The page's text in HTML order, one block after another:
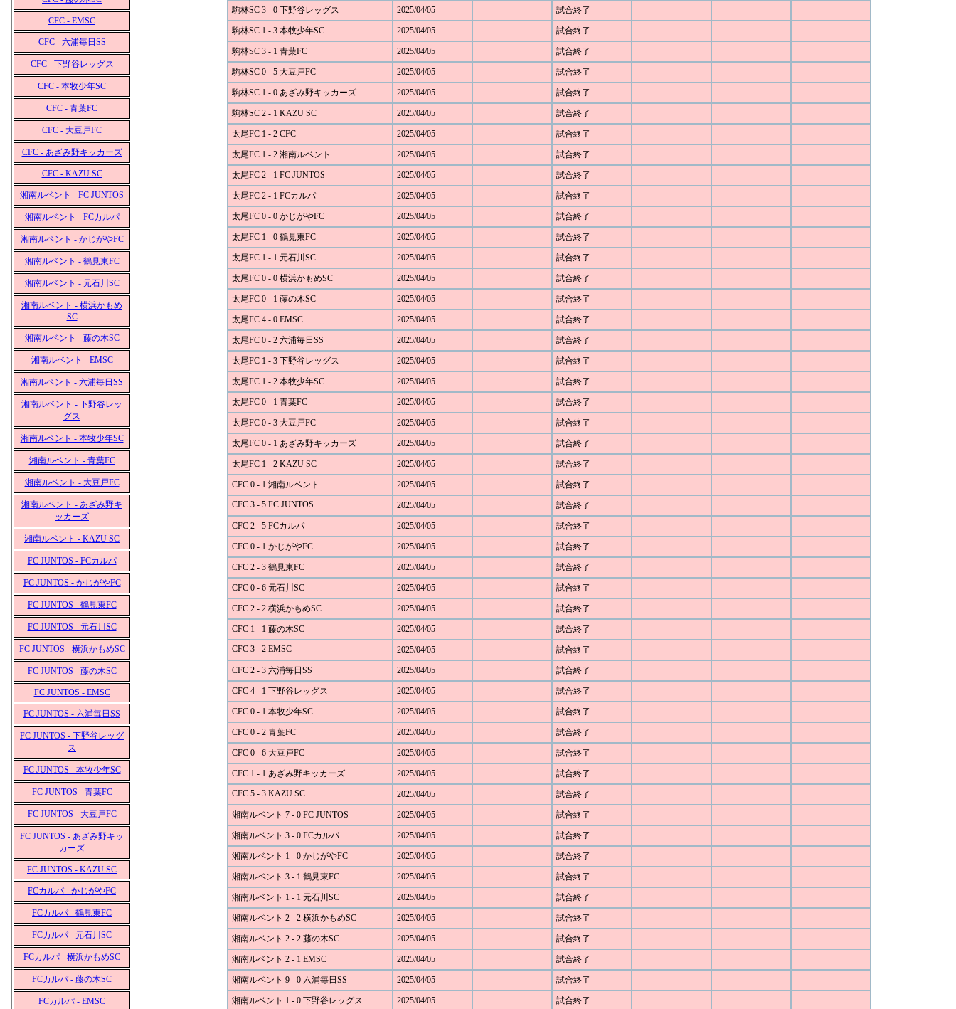
CFC - EMSC
CFC - 六浦毎日SS
CFC - 下野谷レッグス
CFC - 本牧少年SC
CFC - 青葉FC
CFC - 大豆戸FC
CFC - あざみ野キッカーズ
CFC - KAZU SC
湘南ルベント - FC JUNTOS
湘南ルベント - FCカルパ
湘南ルベント - かじがやFC
湘南ルベント - 鶴見東FC
湘南ルベント - 元石川SC
湘南ルベント - 横浜かもめ
SC
湘南ルベント - 藤の木SC
湘南ルベント - EMSC
湘南ルベント - 六浦毎日SS
湘南ルベント - 下野谷レッ
グス
湘南ルベント - 本牧少年SC
湘南ルベント - 青葉FC
湘南ルベント - 大豆戸FC
湘南ルベント - あざみ野キ
ッカーズ
湘南ルベント - KAZU SC
FC JUNTOS - FCカルパ
FC JUNTOS - かじがやFC
FC JUNTOS - 鶴見東FC
FC JUNTOS - 元石川SC
FC JUNTOS - 横浜かもめSC
FC JUNTOS - 藤の木SC
FC JUNTOS - EMSC
FC JUNTOS - 六浦毎日SS
FC JUNTOS - 下野谷レッグ
ス
FC JUNTOS - 本牧少年SC
FC JUNTOS - 青葉FC
FC JUNTOS - 大豆戸FC
FC JUNTOS - あざみ野キッ
カーズ
FC JUNTOS - KAZU SC
FCカルパ - かじがやFC
FCカルパ - 鶴見東FC
FCカルパ - 元石川SC
FCカルパ - 横浜かもめSC
FCカルパ - 藤の木SC
FCカルパ - EMSC
駒林SC 3 - 0 下野谷レッグス 2025/04/05 試合終了
駒林SC 1 - 3 本牧少年SC 2025/04/05 試合終了
駒林SC 3 - 1 青葉FC 2025/04/05 試合終了
駒林SC 0 - 5 大豆戸FC 2025/04/05 試合終了
駒林SC 1 - 0 あざみ野キッカーズ 2025/04/05 試合終了
駒林SC 2 - 1 KAZU SC 2025/04/05 試合終了
太尾FC 1 - 2 CFC 2025/04/05 試合終了
太尾FC 1 - 2 湘南ルベント 2025/04/05 試合終了
太尾FC 2 - 1 FC JUNTOS 2025/04/05 試合終了
太尾FC 2 - 1 FCカルパ 2025/04/05 試合終了
太尾FC 0 - 0 かじがやFC 2025/04/05 試合終了
太尾FC 1 - 0 鶴見東FC 2025/04/05 試合終了
太尾FC 1 - 1 元石川SC 2025/04/05 試合終了
太尾FC 0 - 0 横浜かもめSC 2025/04/05 試合終了
太尾FC 0 - 1 藤の木SC 2025/04/05 試合終了
太尾FC 4 - 0 EMSC 2025/04/05 試合終了
太尾FC 0 - 2 六浦毎日SS 2025/04/05 試合終了
太尾FC 1 - 3 下野谷レッグス 2025/04/05 試合終了
太尾FC 1 - 2 本牧少年SC 2025/04/05 試合終了
太尾FC 0 - 1 青葉FC 2025/04/05 試合終了
太尾FC 0 - 3 大豆戸FC 2025/04/05 試合終了
太尾FC 0 - 1 あざみ野キッカーズ 2025/04/05 試合終了
太尾FC 1 - 2 KAZU SC 2025/04/05 試合終了
CFC 0 - 1 湘南ルベント 2025/04/05
試合終了
CFC 3 - 5 FC JUNTOS
2025/04/05 試合終了
CFC 2 - 5 FCカルパ 2025/04/05 試合終了
CFC 0 - 1 かじがやFC 2025/04/05 試合終了
CFC 2 - 3 鶴見東FC 2025/04/05 試合終了
CFC 0 - 6 元石川SC 2025/04/05 試合終了
CFC 2 - 2 横浜かもめSC 2025/04/05 試合終了
CFC 1 - 1 藤の木SC 2025/04/05
試合終了
CFC 3 - 2 EMSC
2025/04/05 試合終了
CFC 2 - 3 六浦毎日SS 2025/04/05 試合終了
CFC 4 - 1 下野谷レッグス 2025/04/05 試合終了
CFC 0 - 1 本牧少年SC 2025/04/05 試合終了
CFC 0 - 2 青葉FC 2025/04/05 試合終了
CFC 0 - 6 大豆戸FC 2025/04/05 試合終了
CFC 1 - 1 あざみ野キッカーズ 2025/04/05
試合終了
CFC 5 - 3 KAZU SC
2025/04/05 試合終了
湘南ルベント 7 - 0 FC JUNTOS 2025/04/05 試合終了
湘南ルベント 3 - 0 FCカルパ 2025/04/05 試合終了
湘南ルベント 1 - 0 かじがやFC 2025/04/05 試合終了
湘南ルベント 3 - 1 鶴見東FC 2025/04/05 試合終了
湘南ルベント 1 - 1 元石川SC 2025/04/05 試合終了
湘南ルベント 2 - 2 横浜かもめSC 2025/04/05 試合終了
湘南ルベント 2 - 2 藤の木SC 2025/04/05 試合終了
湘南ルベント 2 - 1 EMSC 2025/04/05 試合終了
湘南ルベント 9 - 0 六浦毎日SS 2025/04/05 試合終了
湘南ルベント 1 - 0 下野谷レッグス 2025/04/05 試合終了